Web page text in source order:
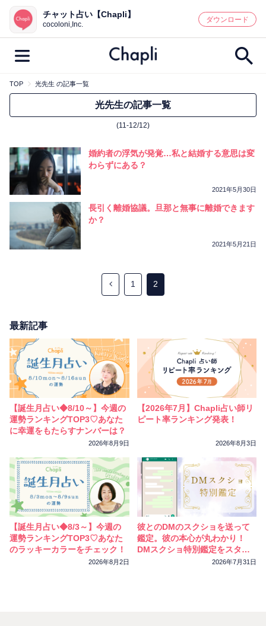
鑑定記事・占い師検索
最新記事一覧
カテゴリー別
鑑定
キーワード別
彼の気持ち 恋の行方
今週の運勢
チャット占い【Chapli】
cocoloni,Inc.
ダウンロード
TOP 光先生 の記事一覧
光先生の記事一覧
(11-12/12)
婚約者の浮気が発覚…私と結婚する意思は変
わらずにある？
2021年5月30日
長引く離婚協議。旦那と無事に離婚できます
か？
2021年5月21日
1 2
最新記事
【誕生月占い◆8/10～】今週の
運勢ランキングTOP3♡あなた
に幸運をもたらすナンバーは？
2026年8月9日
【2026年7月】Chapli占い師リ
ピート率ランキング発表！
2026年8月3日
【誕生月占い◆8/3～】今週の
運勢ランキングTOP3♡あなた
のラッキーカラーをチェック！
2026年8月2日
彼とのDMのスクショを送って
鑑定。彼の本心が丸わかり！
DMスクショ特別鑑定をスター
2026年7月31日